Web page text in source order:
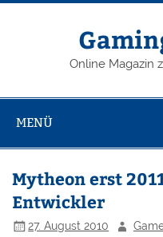
Zum
Online Magazin
MENÜ
Mytheon erst
Entwickler
27. August 2010